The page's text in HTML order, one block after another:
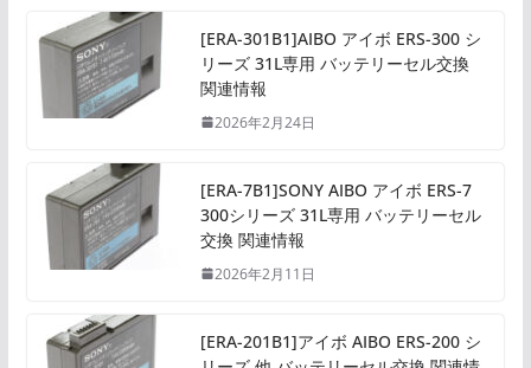
[ERA-301B1]AIBO アイボ ERS-300 シ
リーズ 31L専用 バッテリーセル交換
関連情報
2026年2月24日
[ERA-7B1]SONY AIBO アイボ ERS-7
300シリーズ 31L専用 バッテリーセル
交換 関連情報
2026年2月11日
[ERA-201B1]アイボ AIBO ERS-200 シ